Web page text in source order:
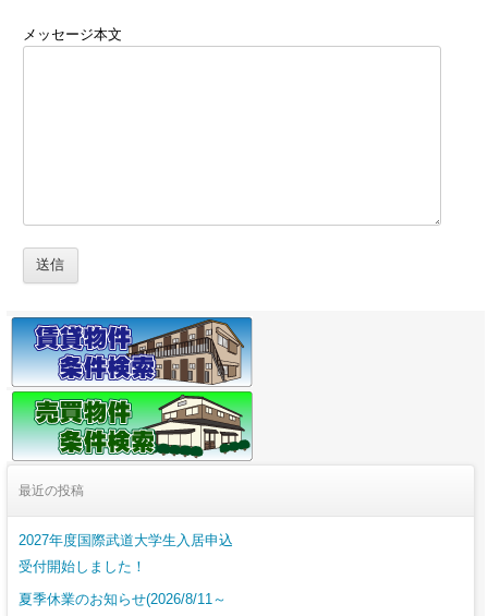
メッセージ本文
最近の投稿
2027年度国際武道大学生入居申込
受付開始しました！
夏季休業のお知らせ(2026/8/11～